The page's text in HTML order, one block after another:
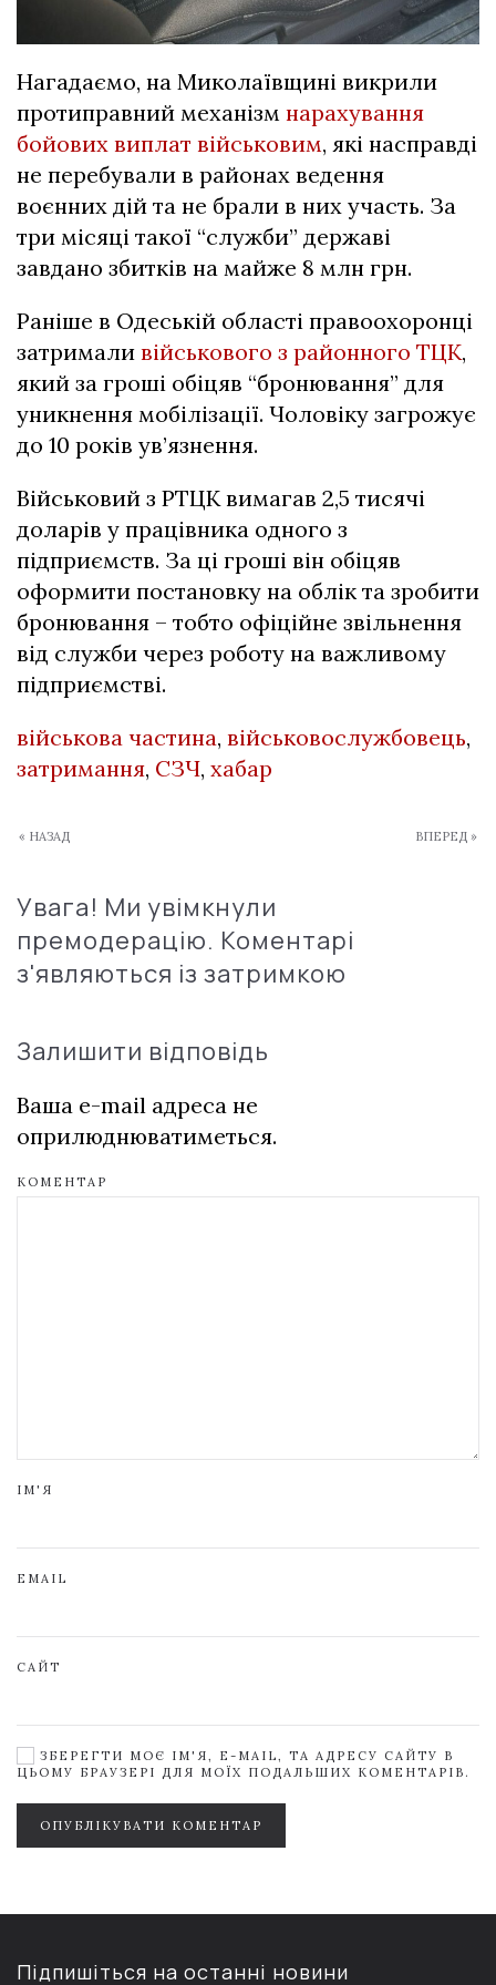
Нагадаємо, на Миколаївщині викрили
протиправний механізм нарахування
бойових виплат військовим, які насправді
не перебували в районах ведення
воєнних дій та не брали в них участь. За
три місяці такої “служби” державі
завдано збитків на майже 8 млн грн.
Раніше в Одеській області правоохоронці
затримали військового з районного ТЦК,
який за гроші обіцяв “бронювання” для
уникнення мобілізації. Чоловіку загрожує
до 10 років ув’язнення.
Військовий з РТЦК вимагав 2,5 тисячі
доларів у працівника одного з
підприємств. За ці гроші він обіцяв
оформити постановку на облік та зробити
бронювання – тобто офіційне звільнення
від служби через роботу на важливому
підприємстві.
військова частина, військовослужбовець,
затримання, СЗЧ, хабар
« НАЗАД ВПЕРЕД »
Увага! Ми увімкнули
премодерацію. Коментарі
з'являються із затримкою
Залишити відповідь
Ваша e-mail адреса не
оприлюднюватиметься.
КОМЕНТАР
ІМ'Я
EMAIL
САЙТ
ЗБЕРЕГТИ МОЄ ІМ'Я, E-MAIL, ТА АДРЕСУ САЙТУ В
ЦЬОМУ БРАУЗЕРІ ДЛЯ МОЇХ ПОДАЛЬШИХ КОМЕНТАРІВ.
ОПУБЛІКУВАТИ КОМЕНТАР
Підпишіться на останні новини